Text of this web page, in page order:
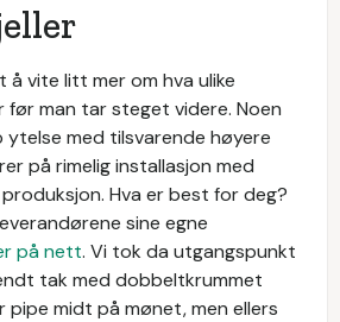
vite litt mer om hva ulike
før man tar steget videre. Noen
med tilsvarende høyere
på rimelig installasjon med
Hva er best for deg?
sine egne
på nett. Vi tok da utgangspunkt
tak med dobbeltkrummet
pipe midt på mønet, men ellers